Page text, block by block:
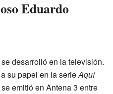
Eduardo
desarrolló en la televisión.
su papel en la serieAquí
emitió en Antena 3 entre